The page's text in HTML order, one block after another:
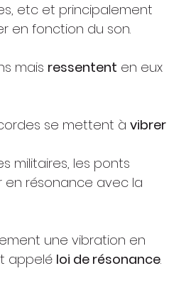
etc et principalement
en fonction du son.
mais ressentent en eux
se mettent à vibrer
militaires, les ponts
résonance avec la
une vibration en
appelé loi de résonance.